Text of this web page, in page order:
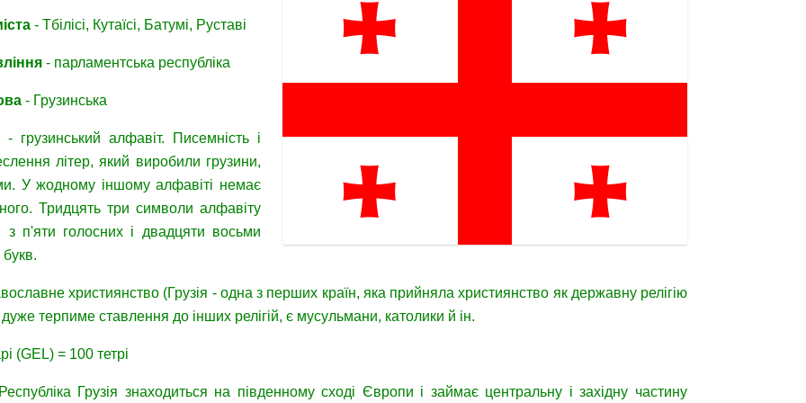
- Тбілісі, Кутаїсі, Батумі, Руставі
- парламентська республіка
- Грузинська
- грузинський алфавіт. Писемність і
літер, який виробили грузини,
У жодному іншому алфавіті немає
Тридцять три символи алфавіту
з п'яти голосних і двадцяти восьми
християнство (Грузія - одна з перших країн, яка прийняла християнство як державну релігію
терпиме ставлення до інших релігій, є мусульмани, католики й ін.
(GEL) = 100 тетрі
Грузія знаходиться на південному сході Європи і займає центральну і західну частину